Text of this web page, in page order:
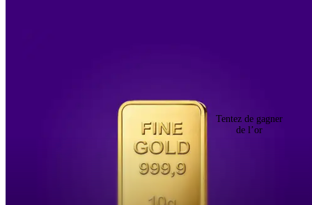
Tentez de gagner
de l’or